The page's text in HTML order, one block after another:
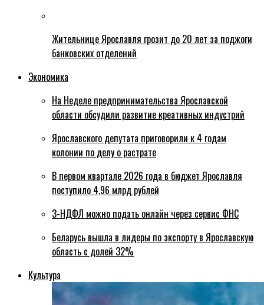
Жительнице Ярославля грозит до 20 лет за поджоги
банковских отделений
Экономика
На Неделе предпринимательства Ярославской
области обсудили развитие креативных индустрий
Ярославского депутата приговорили к 4 годам
колонии по делу о растрате
В первом квартале 2026 года в бюджет Ярославля
поступило 4,96 млрд рублей
3-НДФЛ можно подать онлайн через сервис ФНС
Беларусь вышла в лидеры по экспорту в Ярославскую
область с долей 32%
Культура